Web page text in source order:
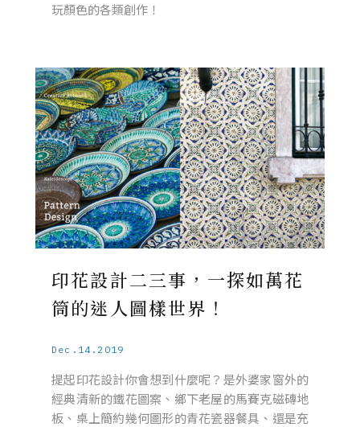
玩顏色的各類創作！
印花設計二三事，一探如萬花
筒的迷人圖樣世界！
Dec.14.2019
提起印花設計你會想到什麼呢？是外婆家窗外的
經典清新的鐵花圖案、鄉下老屋的馬賽克磁磚地
板、桌上簡約幾何圖形的青花瓷器餐具、還是充